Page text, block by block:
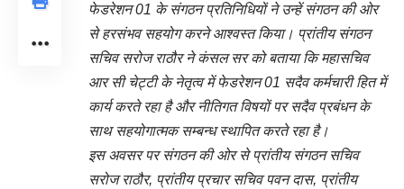
फेडरेशन 01 के संगठन प्रतिनिधियों ने उन्हें संगठन की ओर
से हरसंभव सहयोग करने आश्वस्त किया। प्रांतीय संगठन
सचिव सरोज राठौर ने कंसल सर को बताया कि महासचिव
आर सी चेट्टी के नेतृत्व में फेडरेशन 01 सदैव कर्मचारी हित में
कार्य करते रहा है और नीतिगत विषयों पर सदैव प्रबंधन के
साथ सहयोगात्मक सम्बन्ध स्थापित करते रहा है।
इस अवसर पर संगठन की ओर से प्रांतीय संगठन सचिव
सरोज राठौर, प्रांतीय प्रचार सचिव पवन दास, प्रांतीय